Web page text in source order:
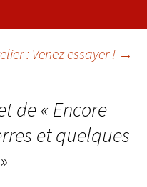
: Venez essayer ! →
de « Encore
et quelques